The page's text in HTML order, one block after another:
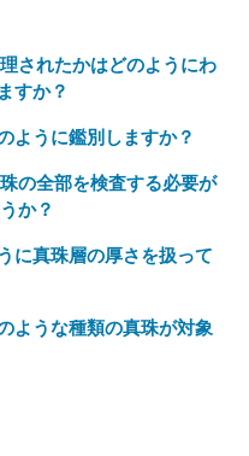
されたかはどのようにわ
すか？
ように鑑別しますか？
の全部を検査する必要が
か？
に真珠層の厚さを扱って
ような種類の真珠が対象